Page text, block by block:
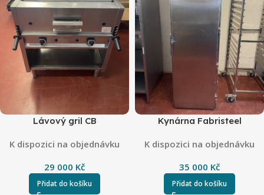
Lávový gril CB
K dispozici na objednávku
29 000 Kč
Přidat do košíku
Kynárna Fabristeel
K dispozici na objednávku
35 000 Kč
Přidat do košíku